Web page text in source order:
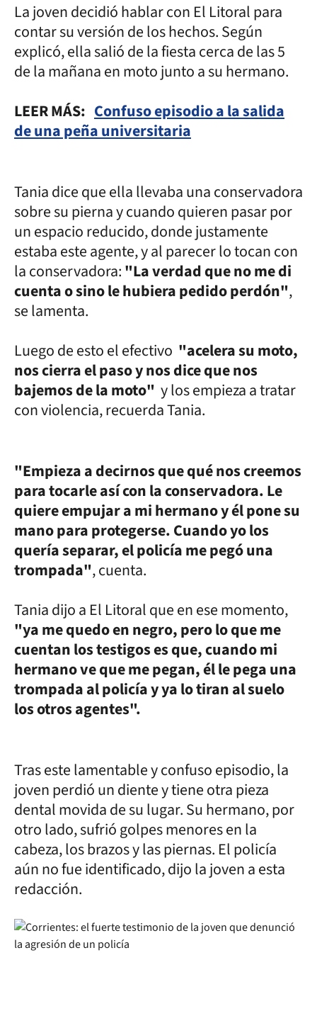
La joven decidió hablar con El Litoral para
contar su versión de los hechos. Según
explicó, ella salió de la fiesta cerca de las 5
de la mañana en moto junto a su hermano.
LEER MÁS: Confuso episodio a la salida
de una peña universitaria
Tania dice que ella llevaba una conservadora
sobre su pierna y cuando quieren pasar por
un espacio reducido, donde justamente
estaba este agente, y al parecer lo tocan con
la conservadora:"La verdad que no me di
cuenta o sino le hubiera pedido perdón",
se lamenta.
Luego de esto el efectivo "acelera su moto,
nos cierra el paso y nos dice que nos
bajemos de la moto" y los empieza a tratar
con violencia, recuerda Tania.
"Empieza a decirnos que qué nos creemos
para tocarle así con la conservadora. Le
quiere empujar a mi hermano y él pone su
mano para protegerse. Cuando yo los
quería separar, el policía me pegó una
trompada", cuenta.
Tania dijo a El Litoral que en ese momento,
"ya me quedo en negro, pero lo que me
cuentan los testigos es que, cuando mi
hermano ve que me pegan, él le pega una
trompada al policía y ya lo tiran al suelo
los otros agentes".
Tras este lamentable y confuso episodio, la
joven perdió un diente y tiene otra pieza
dental movida de su lugar. Su hermano, por
otro lado, sufrió golpes menores en la
cabeza, los brazos y las piernas. El policía
aún no fue identificado, dijo la joven a esta
redacción.